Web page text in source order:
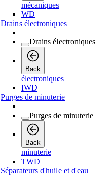
mécaniques
WD
Drains électroniques
Drains électroniques
Back
électroniques
IWD
Purges de minuterie
Purges de minuterie
Back
minuterie
TWD
Séparateurs d'huile et d'eau